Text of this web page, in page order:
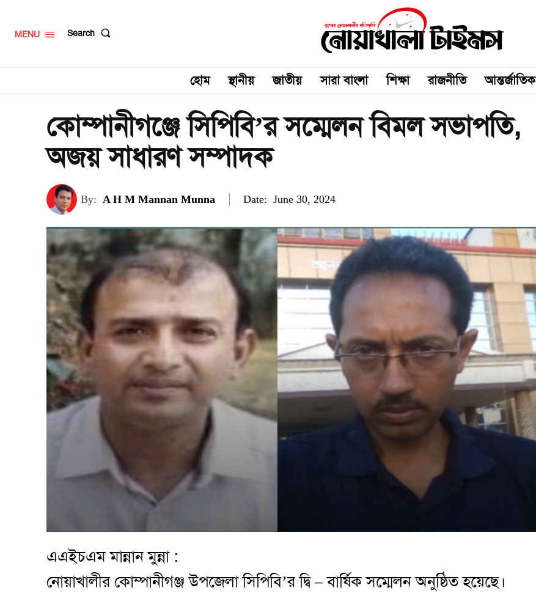
MENU Search
হোম স্থানীয় জাতীয় সারা বাংলা শিক্ষা রাজনীতি আন্তর্জাতিক
কোম্পানীগঞ্জে সিপিবি’র সম্মেলন বিমল সভাপতি,
অজয় সাধারণ সম্পাদক
By: A H M Mannan Munna Date: June 30, 2024
এএইচএম মান্নান মুন্না :
নোয়াখালীর কোম্পানীগঞ্জ উপজেলা সিপিবি’র দ্বি – বার্ষিক সম্মেলন অনুষ্ঠিত হয়েছে।